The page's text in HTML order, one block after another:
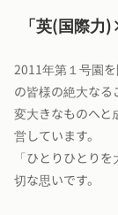
「英(国際
2011年第１号園
の皆様の絶大なる
変大きなものへと
営しています。
「ひとりひとり
切な思いです。